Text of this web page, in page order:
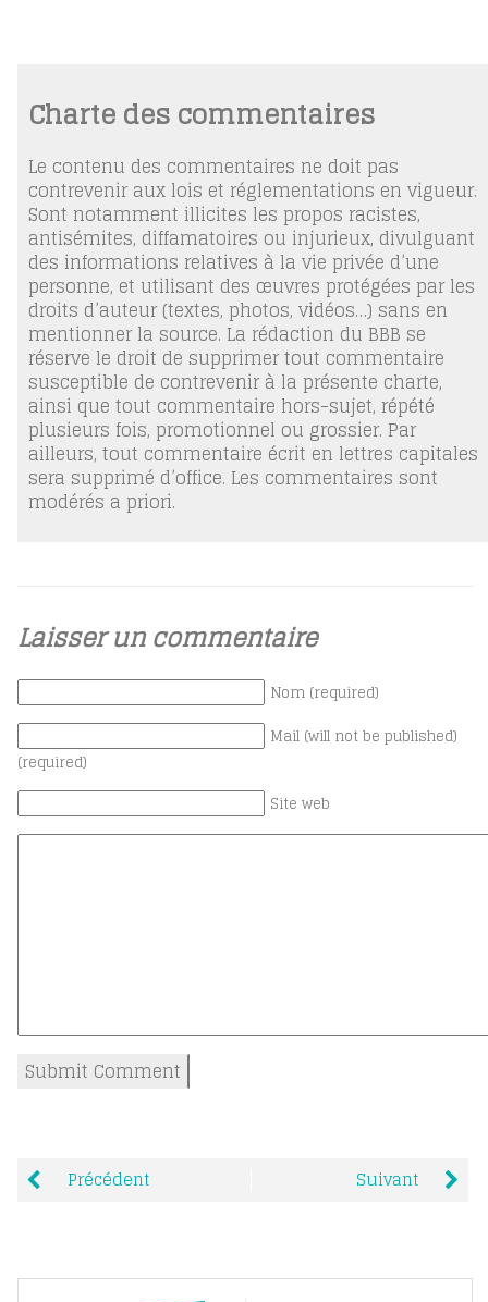
Charte des commentaires
Le contenu des commentaires ne doit pas
contrevenir aux lois et réglementations en vigueur.
Sont notamment illicites les propos racistes,
antisémites, diffamatoires ou injurieux, divulguant
des informations relatives à la vie privée d’une
personne, et utilisant des œuvres protégées par les
droits d’auteur (textes, photos, vidéos…) sans en
mentionner la source. La rédaction du BBB se
réserve le droit de supprimer tout commentaire
susceptible de contrevenir à la présente charte,
ainsi que tout commentaire hors-sujet, répété
plusieurs fois, promotionnel ou grossier. Par
ailleurs, tout commentaire écrit en lettres capitales
sera supprimé d’office. Les commentaires sont
modérés a priori.
Laisser un commentaire
Nom (required)
Mail (will not be published)
(required)
Site web
Précédent Suivant